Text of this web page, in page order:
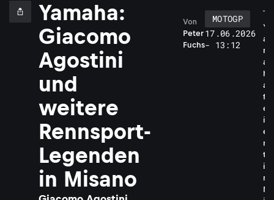
Yamaha:
Giacomo
Agostini
und
weitere
Rennsport-
Legenden
in Misano
Peter
Fuchs
Von
MOTOGP
17.06.2026
- 13:12
Y
a
m
a
h
a
f
e
i
e
r
t
i
n
M